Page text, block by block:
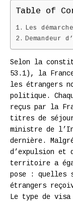
Table of
Les
Demandeur
Selon la
53.1), la
les étrangers
politique.
reçus par la
titres de
ministre de
dernière.
d’expulsion et
territoire a
pose : quelles
étrangers
Le type de